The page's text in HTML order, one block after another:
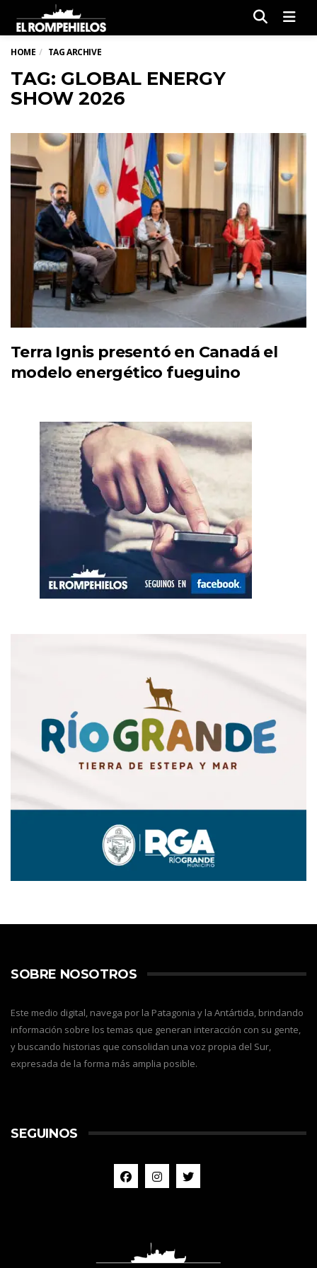
HOME TAG ARCHIVE
TAG: GLOBAL ENERGY
SHOW 2026
Terra Ignis presentó en Canadá el
modelo energético fueguino
SOBRE NOSOTROS
Este medio digital, navega por la Patagonia y la Antártida, brindando
información sobre los temas que generan interacción con su gente,
y buscando historias que consolidan una voz propia del Sur,
expresada de la forma más amplia posible.
SEGUINOS